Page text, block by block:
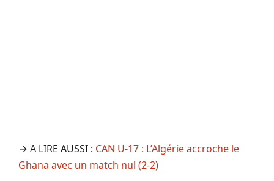
→ A LIRE AUSSI : CAN U-17 : L’Algérie accroche le
Ghana avec un match nul (2-2)